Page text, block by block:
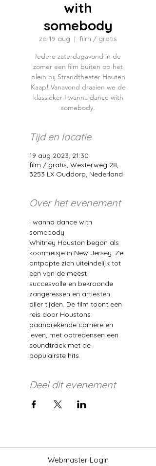
with
somebody
za 19 aug
  |
film / gratis
Iedere zaterdagavond in de
zomer een film buiten op het
plein bij Strandtheater Houten
Kaap! Vanavond draaien we de
klassieker I wanna dance with
somebody.
Tijd en locatie
19 aug 2023, 21:30
film / gratis, Westerweg 28,
3253 LX Ouddorp, Nederland
Over het evenement
I wanna dance with
somebody
Whitney Houston begon als
koormeisje in New Jersey. Ze
ontpopte zich uiteindelijk tot
een van de meest
succesvolle en bekroonde
zangeressen en artiesten
aller tijden. De film toont een
reis door Houstons
baanbrekende carrière en
leven, met optredensen een
soundtrack met de
populairste hits.
Deel dit evenement
Webmaster Login